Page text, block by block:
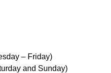
– Friday)
and Sunday)